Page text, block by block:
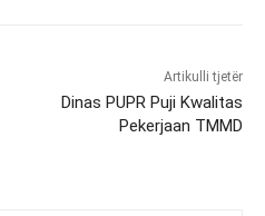
Artikulli tjetër
Dinas PUPR Puji Kwalitas
Pekerjaan TMMD